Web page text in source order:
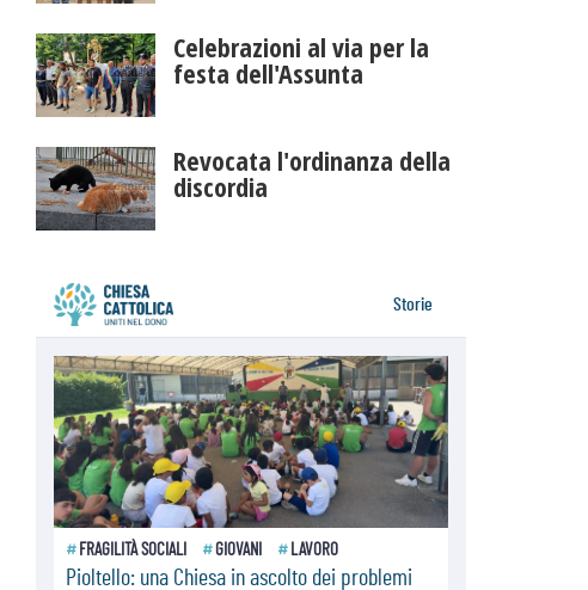
Celebrazioni al via per la
festa dell'Assunta
Revocata l'ordinanza della
discordia